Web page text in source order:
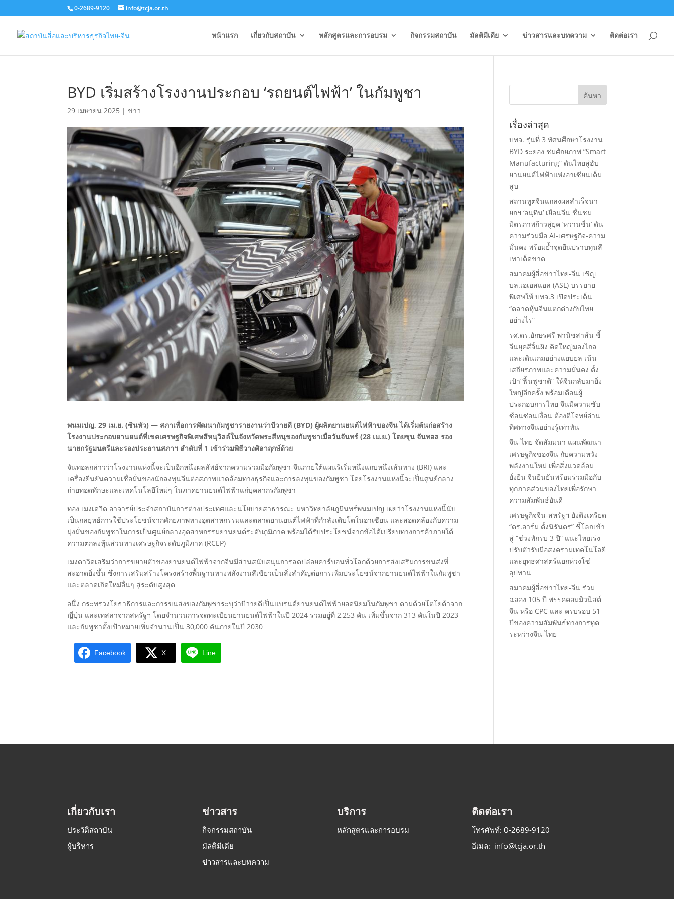
0-2689-9120 info@tcja.or.th
หน้าแรก เกี่ยวกับสถาบัน หลักสูตรและการอบรม กิจกรรมสถาบัน มัลติมีเดีย ข่าวสารและบทความ ติดต่อเรา
BYD เริ่มสร้างโรงงานประกอบ ‘รถยนต์ไฟฟ้า’ ในกัมพูชา
29 เมษายน 2025 |ข่าว
พนมเปญ, 29 เม.ย. (ซินหัว) — สภาเพื่อการพัฒนากัมพูชารายงานว่าบีวายดี (BYD) ผู้ผลิตยานยนต์ไฟฟ้าของจีน ได้เริ่มต้นก่อสร้าง
โรงงานประกอบยานยนต์ที่เขตเศรษฐกิจพิเศษสีหนุวิลล์ในจังหวัดพระสีหนุของกัมพูชาเมื่อวันจันทร์ (28 เม.ย.) โดยซุน จันทอล รอง
นายกรัฐมนตรีและรองประธานสภาฯ ลำดับที่ 1 เข้าร่วมพิธีวางศิลาฤกษ์ด้วย
จันทอลกล่าวว่าโรงงานแห่งนี้จะเป็นอีกหนึ่งผลลัพธ์จากความร่วมมือกัมพูชา-จีนภายใต้แผนริเริ่มหนึ่งแถบหนึ่งเส้นทาง (BRI) และ
เครื่องยืนยันความเชื่อมั่นของนักลงทุนจีนต่อสภาพแวดล้อมทางธุรกิจและการลงทุนของกัมพูชา โดยโรงงานแห่งนี้จะเป็นศูนย์กลาง
ถ่ายทอดทักษะและเทคโนโลยีใหม่ๆ ในภาคยานยนต์ไฟฟ้าแก่บุคลากรกัมพูชา
ทอง เมงเดวิด อาจารย์ประจำสถาบันการต่างประเทศและนโยบายสาธารณะ มหาวิทยาลัยภูมินทร์พนมเปญ เผยว่าโรงงานแห่งนี้นับ
เป็นกลยุทธ์การใช้ประโยชน์จากศักยภาพทางอุตสาหกรรมและตลาดยานยนต์ไฟฟ้าที่กำลังเติบโตในอาเซียน และสอดคล้องกับความ
มุ่งมั่นของกัมพูชาในการเป็นศูนย์กลางอุตสาหกรรมยานยนต์ระดับภูมิภาค พร้อมได้รับประโยชน์จากข้อได้เปรียบทางการค้าภายใต้
ความตกลงหุ้นส่วนทางเศรษฐกิจระดับภูมิภาค (RCEP)
เมงดาวิดเสริมว่าการขยายตัวของยานยนต์ไฟฟ้าจากจีนมีส่วนสนับสนุนการลดปล่อยคาร์บอนทั่วโลกด้วยการส่งเสริมการขนส่งที่
สะอาดยิ่งขึ้น ซึ่งการเสริมสร้างโครงสร้างพื้นฐานทางพลังงานสีเขียวเป็นสิ่งสำคัญต่อการเพิ่มประโยชน์จากยานยนต์ไฟฟ้าในกัมพูชา
และตลาดเกิดใหม่อื่นๆ สู่ระดับสูงสุด
อนึ่ง กระทรวงโยธาธิการและการขนส่งของกัมพูชาระบุว่าบีวายดีเป็นแบรนด์ยานยนต์ไฟฟ้ายอดนิยมในกัมพูชา ตามด้วยโตโยต้าจาก
ญี่ปุ่น และเทสลาจากสหรัฐฯ โดยจำนวนการจดทะเบียนยานยนต์ไฟฟ้าในปี 2024 รวมอยู่ที่ 2,253 คัน เพิ่มขึ้นจาก 313 คันในปี 2023
และกัมพูชาตั้งเป้าหมายเพิ่มจำนวนเป็น 30,000 คันภายในปี 2030
Facebook X Line
เรื่องล่าสุด
บทจ. รุ่นที่ 3 ทัศนศึกษาโรงงาน
BYD ระยอง ชมศักยภาพ “Smart
Manufacturing” ดันไทยสู่ฮับ
ยานยนต์ไฟฟ้าแห่งอาเซียนเต็ม
สูบ
สถานทูตจีนแถลงผลสำเร็จนา
ยกฯ ‘อนุทิน’ เยือนจีน ชื่นชม
มิตรภาพก้าวสู่ยุค ‘หวานชื่น’ ดัน
ความร่วมมือ AI-เศรษฐกิจ-ความ
มั่นคง พร้อมย้ำจุดยืนปราบทุนสี
เทาเด็ดขาด
สมาคมผู้สื่อข่าวไทย-จีน เชิญ
บล.เอเอสแอล (ASL) บรรยาย
พิเศษให้ บทจ.3 เปิดประเด็น
“ตลาดหุ้นจีนแตกต่างกับไทย
อย่างไร”
รศ.ดร.อักษรศรี พานิชสาส์น ชี้
จีนยุคสีจิ้นผิง คิดใหญ่มองไกล
และเดินเกมอย่างแยบยล เน้น
เสถียรภาพและความมั่นคง ตั้ง
เป้า“ฟื้นฟูชาติ” ให้จีนกลับมายิ่ง
ใหญ่อีกครั้ง พร้อมเตือนผู้
ประกอบการไทย จีนมีความซับ
ซ้อนซ่อนเงื่อน ต้องตีโจทย์อ่าน
ทิศทางจีนอย่างรู้เท่าทัน
จีน-ไทย จัดสัมมนา แผนพัฒนา
เศรษฐกิจของจีน กับความหวัง
พลังงานใหม่ เพื่อสิ่งแวดล้อม
ยั่งยืน จีนยืนยันพร้อมร่วมมือกับ
ทุกภาคส่วนของไทยเพื่อรักษา
ความสัมพันธ์อันดี
เศรษฐกิจจีน-สหรัฐฯ ยังตึงเครียด
“ดร.อาร์ม ตั้งนิรันดร” ชี้โลกเข้า
สู่ “ช่วงพักรบ 3 ปี” แนะไทยเร่ง
ปรับตัวรับมือสงครามเทคโนโลยี
และยุทธศาสตร์แยกห่วงโซ่
อุปทาน
สมาคมผู้สื่อข่าวไทย-จีน ร่วม
ฉลอง 105 ปี พรรคคอมมิวนิสต์
จีน หรือ CPC และ ครบรอบ 51
ปีของความสัมพันธ์ทางการทูต
ระหว่างจีน-ไทย
เกี่ยวกับเรา
ประวัติสถาบัน
ผู้บริหาร
ข่าวสาร
กิจกรรมสถาบัน
มัลติมีเดีย
ข่าวสารและบทความ
บริการ
หลักสูตรและการอบรม
ติดต่อเรา
โทรศัพท์: 0-2689-9120
อีเมล: info@tcja.or.th